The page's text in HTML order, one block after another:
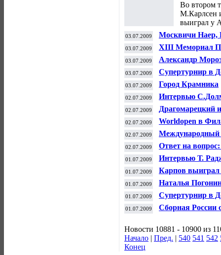
Во втором
М.Карлсен
выиграл у
03.07.2009
Москвичи Наер,
Open
03.07.2009 ХIII Мемориал
03.07.2009
Александр
были такие
03.07.2009 Супертурнир в
03.07.2009 Город Крамника
02.07.2009 Интервью
02.07.2009
Драгомарецкий
турнире
02.07.2009 Worldopen в
02.07.2009 Международный
02.07.2009 Ответ на
01.07.2009 Интервью Т.
01.07.2009 Карпов выиграл
01.07.2009 Наталья
01.07.2009 Cупертурнир в
01.07.2009
Сборная России
Новости 10881 - 10900 из
Начало | Пред. | 540 541 542
Конец